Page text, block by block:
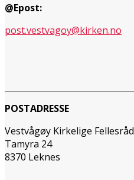
@Epost:
post.vestvagoy@kirken.no
POSTADRESSE
Vestvågøy Kirkelige Fellesråd
Tamyra 24
8370 Leknes